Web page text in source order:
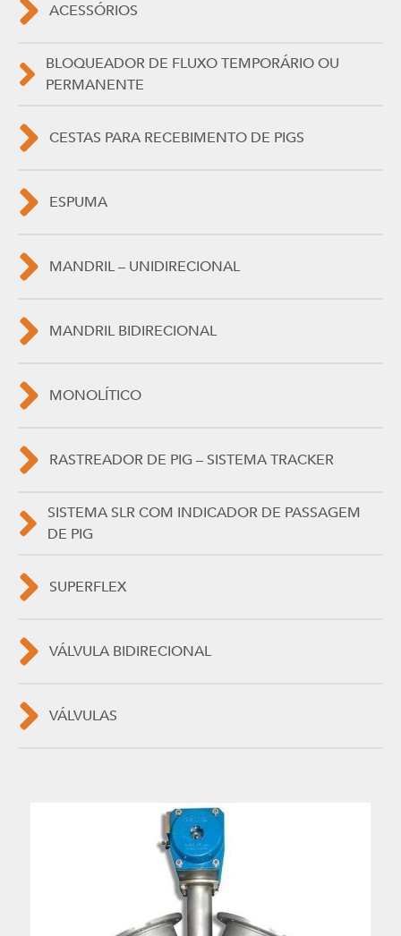
ACESSÓRIOS
BLOQUEADOR DE FLUXO TEMPORÁRIO OU
PERMANENTE
CESTAS PARA RECEBIMENTO DE PIGS
ESPUMA
MANDRIL – UNIDIRECIONAL
MANDRIL BIDIRECIONAL
MONOLÍTICO
RASTREADOR DE PIG – SISTEMA TRACKER
SISTEMA SLR COM INDICADOR DE PASSAGEM
DE PIG
SUPERFLEX
VÁLVULA BIDIRECIONAL
VÁLVULAS